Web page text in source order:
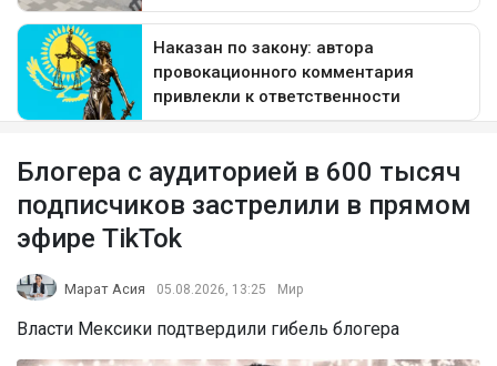
Блогера с аудиторией в 600 тысяч
подписчиков застрелили в прямом
эфире TikTok
Марат Асия 05.08.2026, 13:25 Мир
Власти Мексики подтвердили гибель блогера